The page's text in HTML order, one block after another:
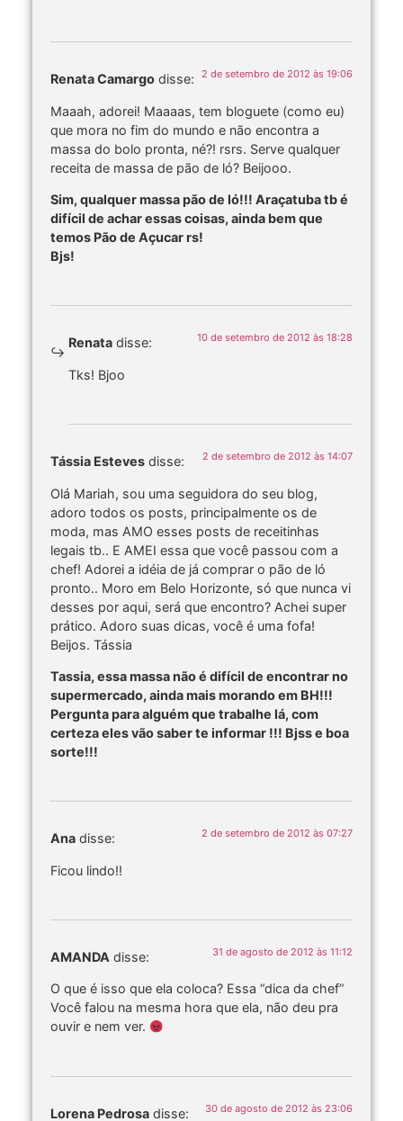
Renata Camargo disse: 2 de setembro de 2012 às 19:06
Maaah, adorei! Maaaas, tem bloguete (como eu)
que mora no fim do mundo e não encontra a
massa do bolo pronta, né?! rsrs. Serve qualquer
receita de massa de pão de ló? Beijooo.
Sim, qualquer massa pão de ló!!! Araçatuba tb é
difícil de achar essas coisas, ainda bem que
temos Pão de Açucar rs!
Bjs!
Renata disse: 10 de setembro de 2012 às 18:28
Tks! Bjoo
Tássia Esteves disse: 2 de setembro de 2012 às 14:07
Olá Mariah, sou uma seguidora do seu blog,
adoro todos os posts, principalmente os de
moda, mas AMO esses posts de receitinhas
legais tb.. E AMEI essa que você passou com a
chef! Adorei a idéia de já comprar o pão de ló
pronto.. Moro em Belo Horizonte, só que nunca vi
desses por aqui, será que encontro? Achei super
prático. Adoro suas dicas, você é uma fofa!
Beijos. Tássia
Tassia, essa massa não é difícil de encontrar no
supermercado, ainda mais morando em BH!!!
Pergunta para alguém que trabalhe lá, com
certeza eles vão saber te informar !!! Bjss e boa
sorte!!!
Ana disse: 2 de setembro de 2012 às 07:27
Ficou lindo!!
AMANDA disse: 31 de agosto de 2012 às 11:12
O que é isso que ela coloca? Essa “dica da chef”
Você falou na mesma hora que ela, não deu pra
ouvir e nem ver.
Lorena Pedrosa disse: 30 de agosto de 2012 às 23:06